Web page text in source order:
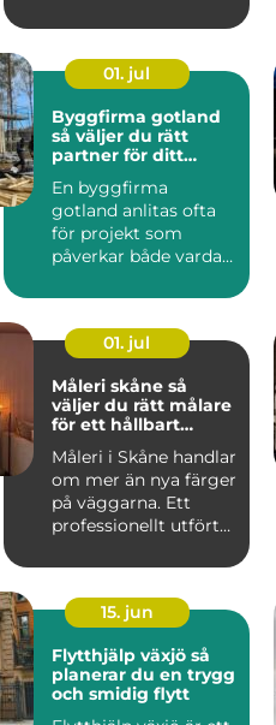
01. jul
Byggfirma gotland
så väljer du rätt
partner för ditt
En byggfirma
gotland anlitas ofta
för projekt som
påverkar både vardag,
boendekvalitet u...
01. jul
Måleri skåne så
väljer du rätt målare
för ett hållbart
Måleri i Skåne handlar
om mer än nya färger
på väggarna. Ett
professionellt utfört
15. jun
Flytthjälp växjö så
planerar du en trygg
och smidig flytt